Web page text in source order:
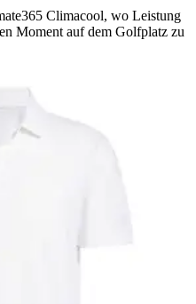
Climacool, wo Leistung
Moment auf dem Golfplatz zu